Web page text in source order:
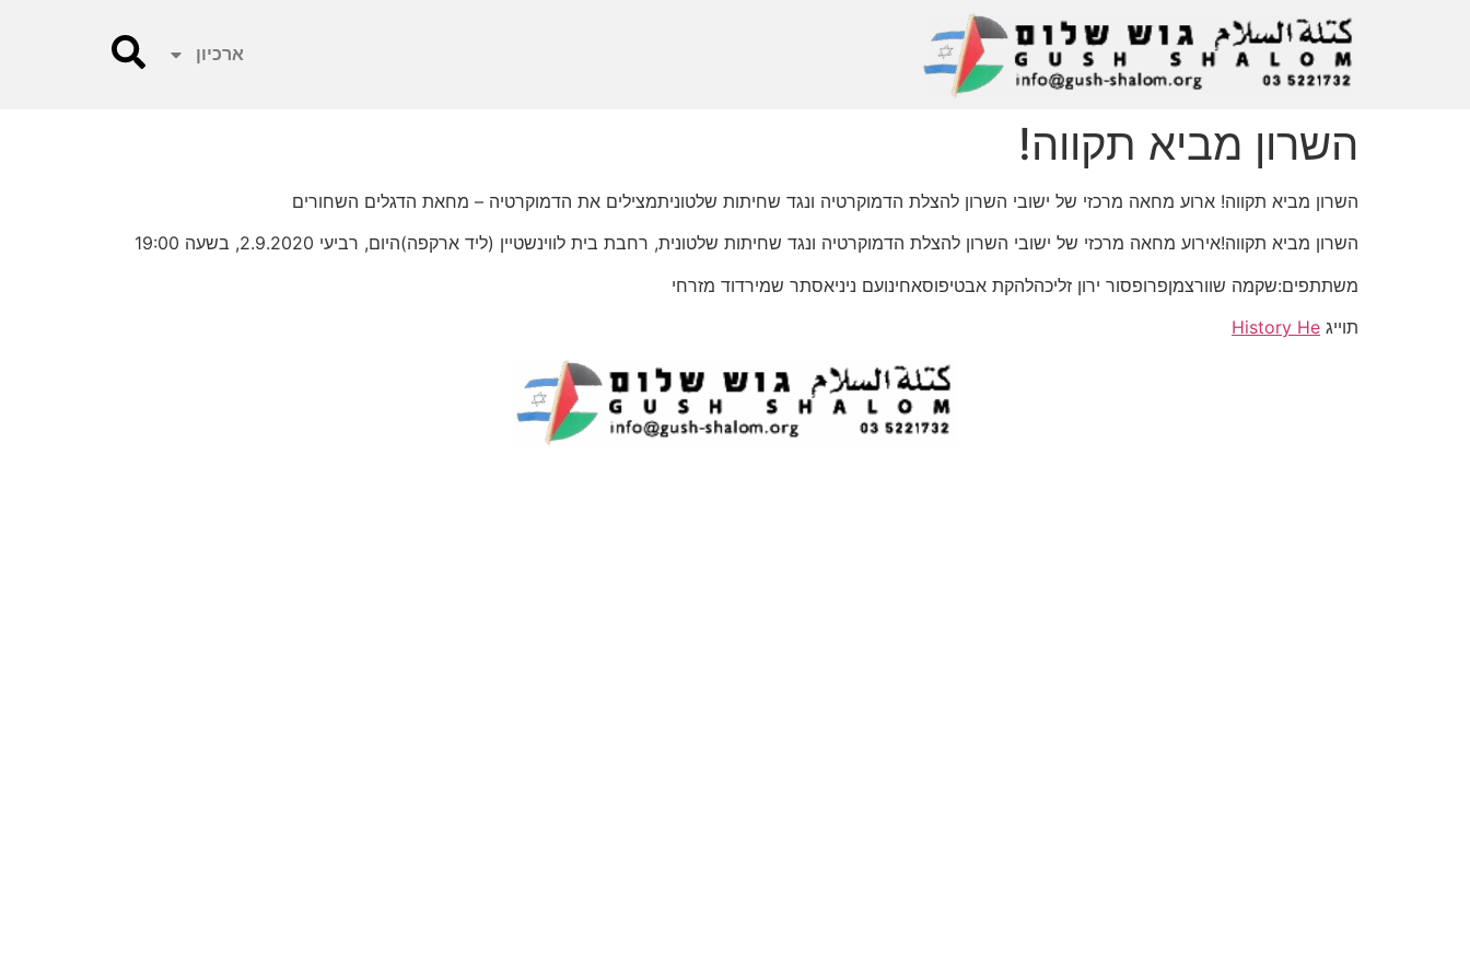
ארכיון
השרון מביא תקווה!
השרון מביא תקווה! ארוע מחאה מרכזי של ישובי השרון להצלת הדמוקרטיה ונגד שחיתות שלטונית‏מצילים את הדמוקרטיה – מחאת הדגלים השחורים‏
השרון מביא תקווה!אירוע מחאה מרכזי של ישובי השרון להצלת הדמוקרטיה ונגד שחיתות שלטונית, רחבת בית לווינשטיין (ליד ארקפה)היום, רביעי 2.9.2020, בשעה 19:00
משתתפים:שקמה שוורצמןפרופסור ירון זליכהלהקת אבטיפוסאחינועם ניניאסתר שמירדוד מזרחי
תוייג History He